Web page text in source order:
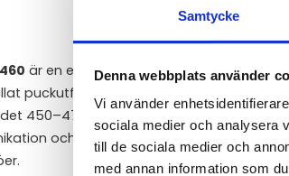
Samtycke
Denna webbplats använder
Vi använder
sociala medier och analysera
till de sociala medier och
med annan information som
är en extremt robust, slagtålig och
puckutförande. Denna modell är
450–470MHz, vilket gör den perfekt för
och routers/modem som opererar